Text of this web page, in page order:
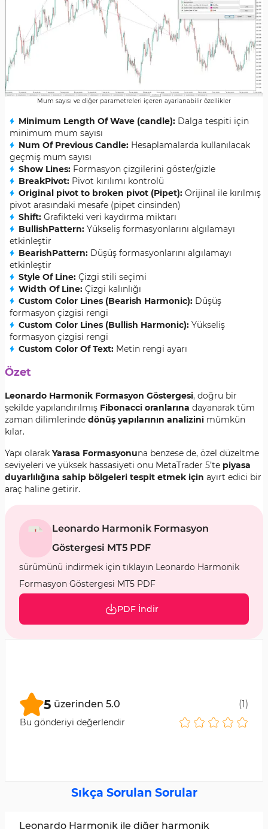
Mum sayısı ve diğer parametreleri içeren ayarlanabilir özellikler
Minimum Length Of Wave (candle): Dalga tespiti için
minimum mum sayısı
Num Of Previous Candle: Hesaplamalarda kullanılacak
geçmiş mum sayısı
Show Lines: Formasyon çizgilerini göster/gizle
BreakPivot: Pivot kırılımı kontrolü
Original pivot to broken pivot (Pipet): Orijinal ile kırılmış
pivot arasındaki mesafe (pipet cinsinden)
Shift: Grafikteki veri kaydırma miktarı
BullishPattern: Yükseliş formasyonlarını algılamayı
etkinleştir
BearishPattern: Düşüş formasyonlarını algılamayı
etkinleştir
Style Of Line: Çizgi stili seçimi
Width Of Line: Çizgi kalınlığı
Custom Color Lines (Bearish Harmonic): Düşüş
formasyon çizgisi rengi
Custom Color Lines (Bullish Harmonic): Yükseliş
formasyon çizgisi rengi
Custom Color Of Text: Metin rengi ayarı
Özet
Leonardo Harmonik Formasyon Göstergesi, doğru bir
şekilde yapılandırılmış Fibonacci oranlarına dayanarak tüm
zaman dilimlerinde dönüş yapılarının analizini mümkün
kılar.
Yapı olarak Yarasa Formasyonuna benzese de, özel düzeltme
seviyeleri ve yüksek hassasiyeti onu MetaTrader 5’te piyasa
duyarlılığına sahip bölgeleri tespit etmek için ayırt edici bir
araç haline getirir.
Leonardo Harmonik Formasyon
Göstergesi MT5 PDF
sürümünü indirmek için tıklayın Leonardo Harmonik
Formasyon Göstergesi MT5 PDF
PDF İndir
5 üzerinden 5.0 (1)
Bu gönderiyi değerlendir
Sıkça Sorulan Sorular
Leonardo Harmonik ile diğer harmonik